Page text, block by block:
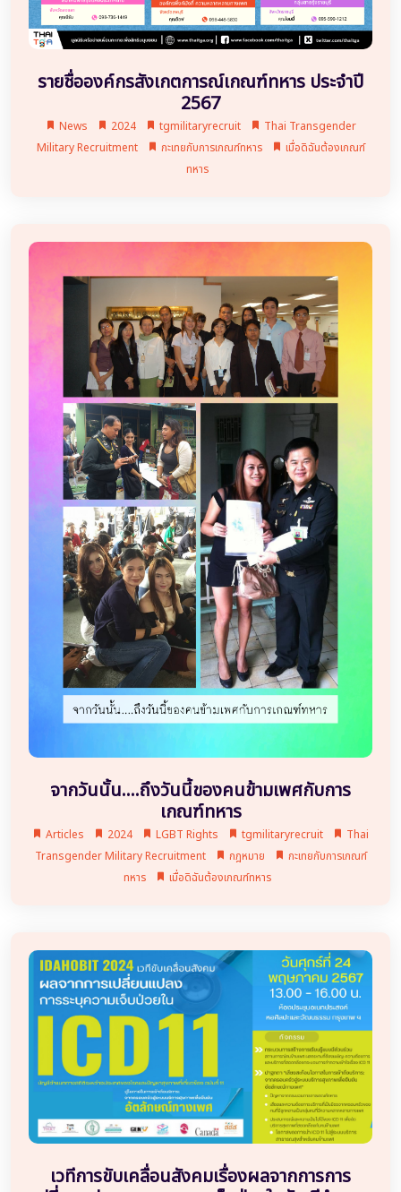
รายชื่อองค์กรสังเกตการณ์เกณฑ์ทหาร ประจำปี
2567
News 2024 tgmilitaryrecruit
Thai Transgender
Military Recruitment
กะเทยกับการเกณฑ์ทหาร
เมื่อดิฉันต้องเกณฑ์
ทหาร
จากวันนั้น....ถึงวันนี้ของคนข้ามเพศกับการ
เกณฑ์ทหาร
Articles 2024 LGBT Rights tgmilitaryrecruit
Thai
Transgender Military Recruitment
กฎหมาย
กะเทยกับการเกณฑ์
ทหาร
เมื่อดิฉันต้องเกณฑ์ทหาร
เวทีการขับเคลื่อนสังคมเรื่องผลจากการการ